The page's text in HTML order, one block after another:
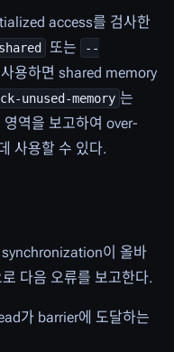
access를 검사한
또는
--
용하면 shared memory
unused-memory 는
역을 보고하여 over-
사용할 수 있다.
이 올바
다음 오류를 보고한다.
가 barrier에 도달하는